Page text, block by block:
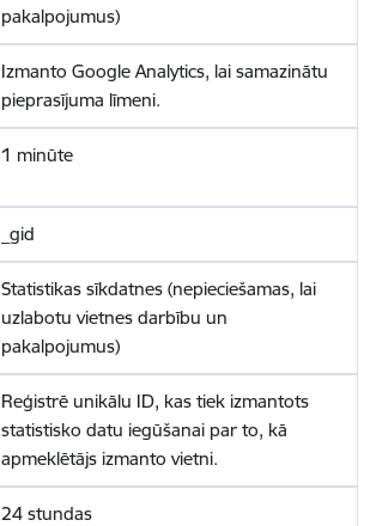
pakalpojumus)
Izmanto Google Analytics, lai samazinātu
pieprasījuma līmeni.
1 minūte
_gid
Statistikas sīkdatnes (nepieciešamas, lai
uzlabotu vietnes darbību un
pakalpojumus)
Reģistrē unikālu ID, kas tiek izmantots
statistisko datu iegūšanai par to, kā
apmeklētājs izmanto vietni.
24 stundas